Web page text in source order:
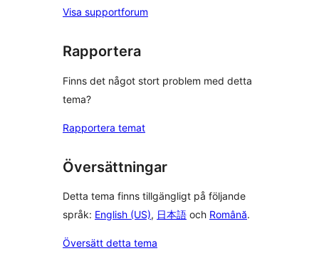
Visa supportforum
Rapportera
Finns det något stort problem med detta
tema?
Rapportera temat
Översättningar
Detta tema finns tillgängligt på följande
språk: English (US), 日本語 och Română.
Översätt detta tema